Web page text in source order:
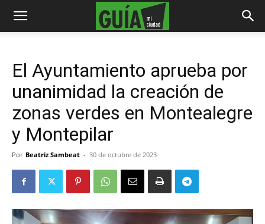
El Ayuntamiento aprueba por
unanimidad la creación de
zonas verdes en Montealegre
y Montepilar
Por Beatriz Sambeat - 30 de octubre de 2023